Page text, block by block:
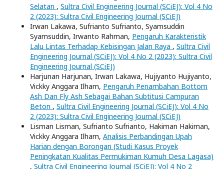
Selatan , Sultra Civil Engineering Journal (SCiEJ): Vol 4 No
2 (2023): Sultra Civil Engineering Journal (SCiEJ)
Irwan Lakawa, Sufrianto Sufrianto, Syamsuddin
Syamsuddin, Irwanto Rahman, Pengaruh Karakteristik
Lalu Lintas Terhadap Kebisingan Jalan Raya , Sultra Civil
Engineering Journal (SCiEJ): Vol 4 No 2 (2023): Sultra Civil
Engineering Journal (SCiEJ)
Harjunan Harjunan, Irwan Lakawa, Hujiyanto Hujiyanto,
Vickky Anggara Ilham, Pengaruh Penambahan Bottom
Ash Dan Fly Ash Sebagai Bahan Subtitusi Campuran
Beton , Sultra Civil Engineering Journal (SCiEJ): Vol 4 No
2 (2023): Sultra Civil Engineering Journal (SCiEJ)
Lisman Lisman, Sufrianto Sufrianto, Hakiman Hakiman,
Vickky Anggara Ilham, Analisis Perbandingan Upah
Harian dengan Borongan (Studi Kasus Proyek
Peningkatan Kualitas Permukiman Kumuh Desa Lagasa)
, Sultra Civil Engineering Journal (SCiEJ): Vol 4 No 2